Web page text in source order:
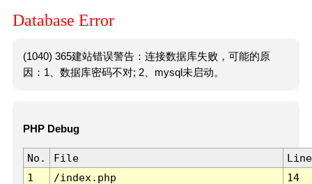
Database Error
(1040) 365建站错误警告：连接数据库失败，可能的原
因：1、数据库密码不对; 2、mysql未启动。
PHP Debug
No. File
Line
1
/index.php 14